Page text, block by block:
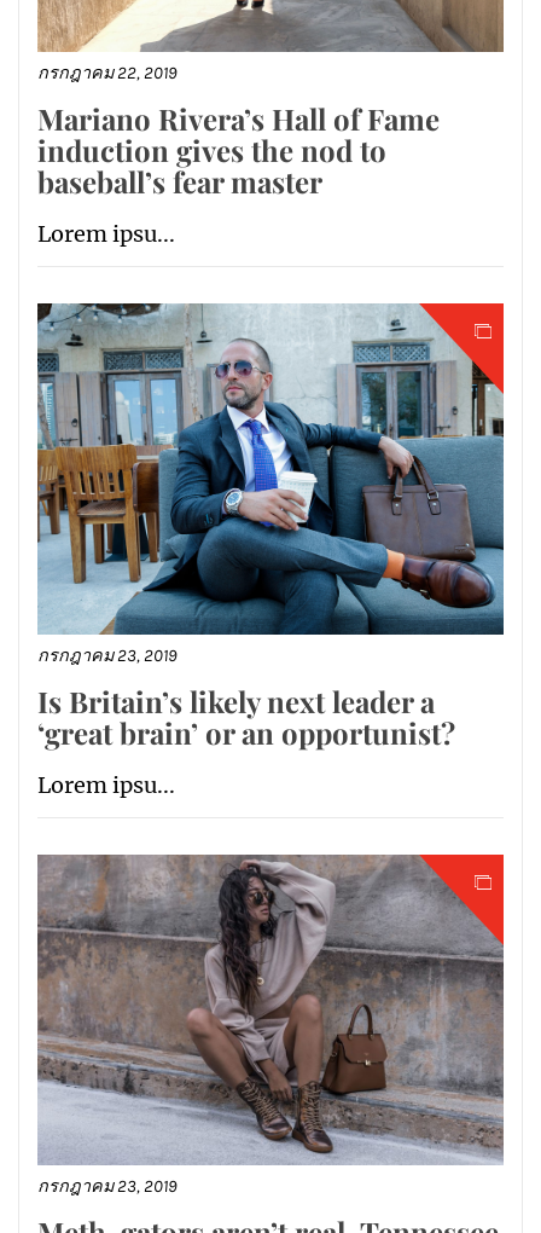
กรกฎาคม 22, 2019
Mariano Rivera’s Hall of Fame
induction gives the nod to
baseball’s fear master
Lorem ipsu...
กรกฎาคม 23, 2019
Is Britain’s likely next leader a
‘great brain’ or an opportunist?
Lorem ipsu...
กรกฎาคม 23, 2019